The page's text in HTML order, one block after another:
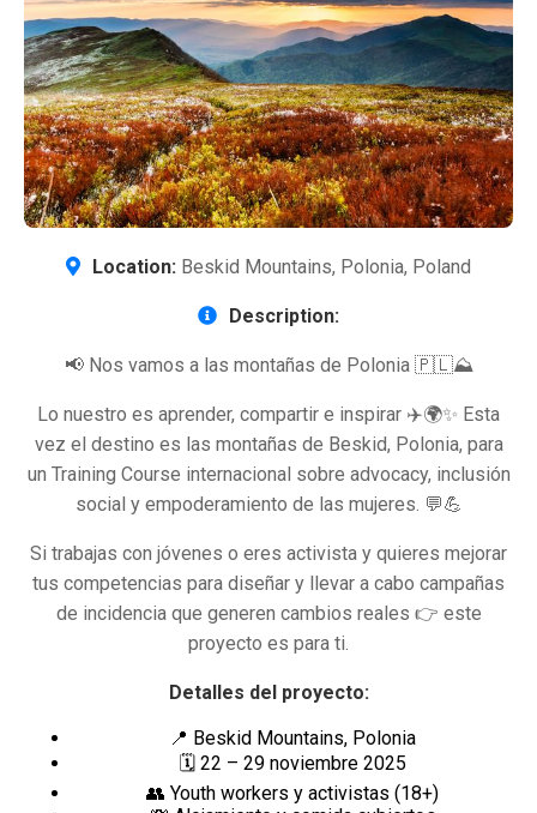
Location: Beskid Mountains, Polonia, Poland
Description:
📢 Nos vamos a las montañas de Polonia 🇵🇱⛰️
Lo nuestro es aprender, compartir e inspirar ✈️🌍✨ Esta
vez el destino es las montañas de Beskid, Polonia, para
un Training Course internacional sobre advocacy, inclusión
social y empoderamiento de las mujeres. 💬💪
Si trabajas con jóvenes o eres activista y quieres mejorar
tus competencias para diseñar y llevar a cabo campañas
de incidencia que generen cambios reales 👉 este
proyecto es para ti.
Detalles del proyecto:
📍 Beskid Mountains, Polonia
🗓 22 – 29 noviembre 2025
👥 Youth workers y activistas (18+)